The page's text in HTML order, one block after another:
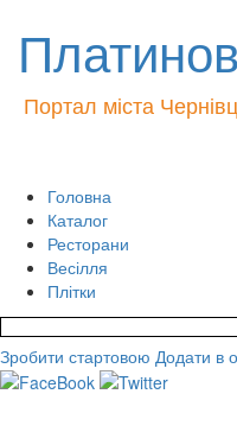
Портал міста
Головна
Каталог
Ресторани
Весілля
Плітки
Зробити стартовою Додати в